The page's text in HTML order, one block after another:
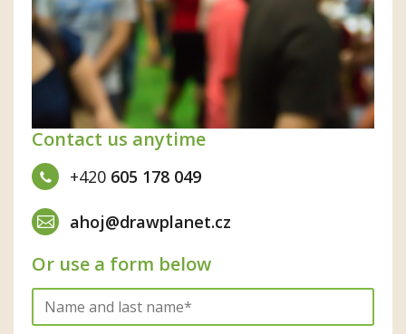
Contact us anytime
+420 605 178 049
ahoj@drawplanet.cz
Or use a form below